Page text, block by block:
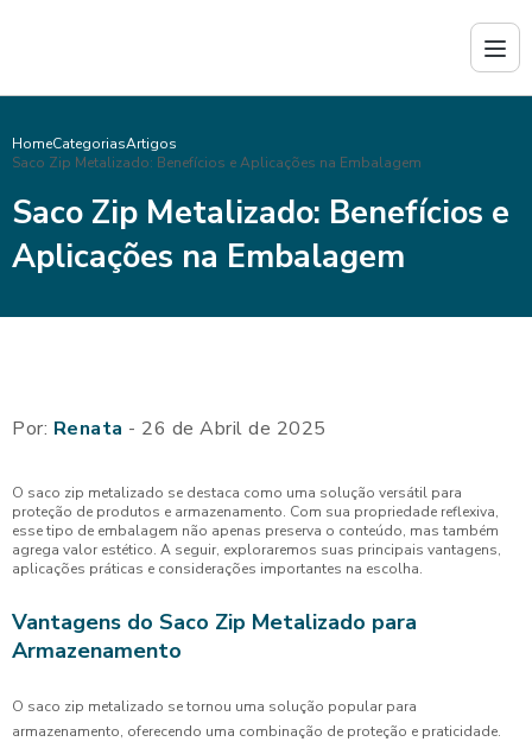
HomeCategoriasArtigos
Saco Zip Metalizado: Benefícios e Aplicações na Embalagem
Saco Zip Metalizado: Benefícios e
Aplicações na Embalagem
Por: Renata - 26 de Abril de 2025
O saco zip metalizado se destaca como uma solução versátil para
proteção de produtos e armazenamento. Com sua propriedade reflexiva,
esse tipo de embalagem não apenas preserva o conteúdo, mas também
agrega valor estético. A seguir, exploraremos suas principais vantagens,
aplicações práticas e considerações importantes na escolha.
Vantagens do Saco Zip Metalizado para
Armazenamento
O saco zip metalizado se tornou uma solução popular para
armazenamento, oferecendo uma combinação de proteção e praticidade.